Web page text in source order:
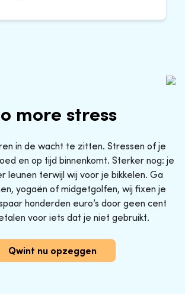
more stress
in de wacht te zitten. Stressen of je
en op tijd binnenkomt. Sterker nog: je
leunen terwijl wij voor je bikkelen. Ga
yogaën of midgetgolfen, wij fixen je
honderden euro’s door geen cent
voor iets dat je niet gebruikt.
Qwint nu opzeggen